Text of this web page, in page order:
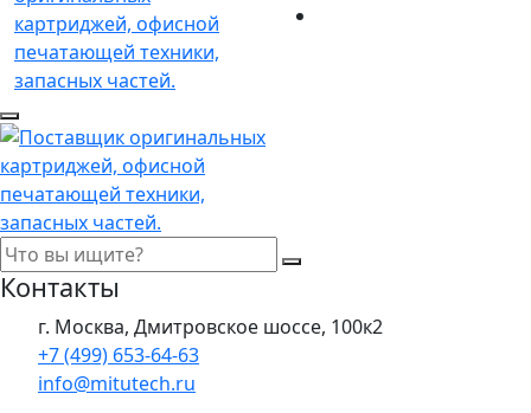
Контакты
г. Москва, Дмитровское шоссе, 100к2
+7 (499) 653-64-63
info@mitutech.ru